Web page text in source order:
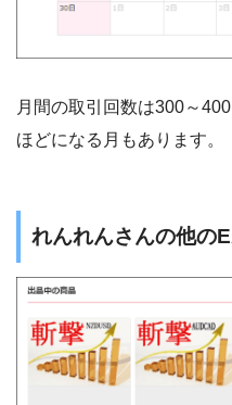
月間の取引回数は300～
ほどになる月もあります。
れんれんさんの他の